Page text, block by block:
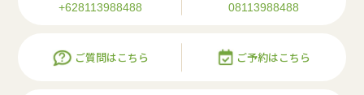
+628113988488 08113988488
ご質問はこちら ご予約はこちら